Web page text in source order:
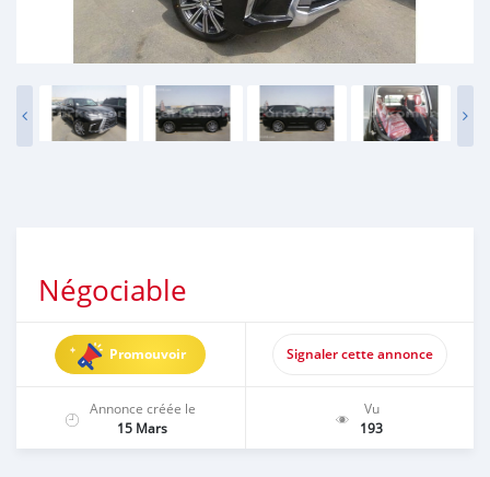
Négociable
Promouvoir Signaler cette annonce
Annonce créée le
15 Mars
Vu
193